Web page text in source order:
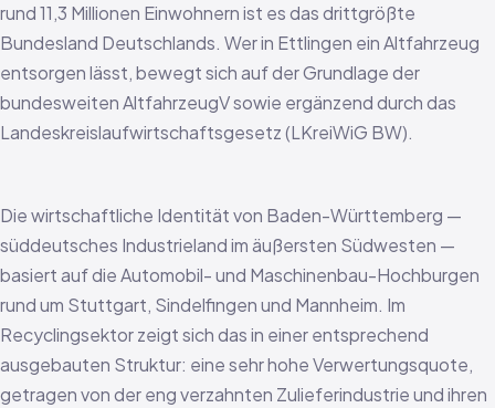
rund 11,3 Millionen Einwohnern ist es das drittgrößte
Bundesland Deutschlands. Wer in Ettlingen ein Altfahrzeug
entsorgen lässt, bewegt sich auf der Grundlage der
bundesweiten AltfahrzeugV sowie ergänzend durch das
Landeskreislaufwirtschaftsgesetz (LKreiWiG BW).
Die wirtschaftliche Identität von Baden-Württemberg —
süddeutsches Industrieland im äußersten Südwesten —
basiert auf die Automobil- und Maschinenbau-Hochburgen
rund um Stuttgart, Sindelfingen und Mannheim. Im
Recyclingsektor zeigt sich das in einer entsprechend
ausgebauten Struktur: eine sehr hohe Verwertungsquote,
getragen von der eng verzahnten Zulieferindustrie und ihren